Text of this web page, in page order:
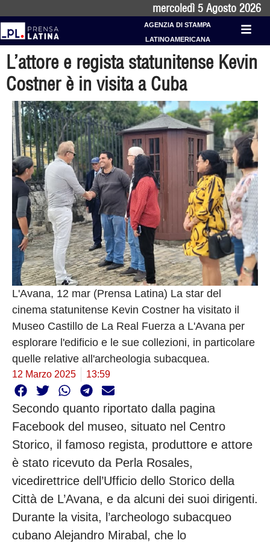
mercoledì 5 Agosto 2026
AGENZIA DI STAMPA
LATINOAMERICANA
L’attore e regista statunitense Kevin
Costner è in visita a Cuba
L'Avana, 12 mar (Prensa Latina) La star del
cinema statunitense Kevin Costner ha visitato il
Museo Castillo de La Real Fuerza a L'Avana per
esplorare l'edificio e le sue collezioni, in particolare
quelle relative all'archeologia subacquea.
12 Marzo 2025 13:59
Secondo quanto riportato dalla pagina
Facebook del museo, situato nel Centro
Storico, il famoso regista, produttore e attore
è stato ricevuto da Perla Rosales,
vicedirettrice dell’Ufficio dello Storico della
Città de L’Avana, e da alcuni dei suoi dirigenti.
Durante la visita, l’archeologo subacqueo
cubano Alejandro Mirabal, che lo